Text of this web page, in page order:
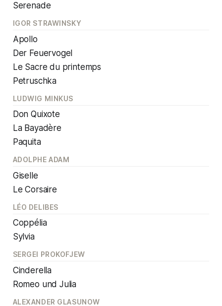
Serenade
IGOR STRAWINSKY
Apollo
Der Feuervogel
Le Sacre du printemps
Petruschka
LUDWIG MINKUS
Don Quixote
La Bayadère
Paquita
ADOLPHE ADAM
Giselle
Le Corsaire
LÉO DELIBES
Coppélia
Sylvia
SERGEI PROKOFJEW
Cinderella
Romeo und Julia
ALEXANDER GLASUNOW